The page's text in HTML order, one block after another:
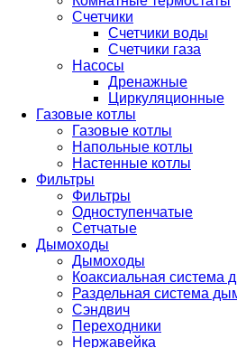
Счетчики
Счетчики воды
Счетчики газа
Насосы
Дренажные
Циркуляционные
Газовые котлы
Газовые котлы
Напольные котлы
Настенные котлы
Фильтры
Фильтры
Одноступенчатые
Сетчатые
Дымоходы
Дымоходы
Коаксиальная система
Раздельная система
Сэндвич
Переходники
Нержавейка